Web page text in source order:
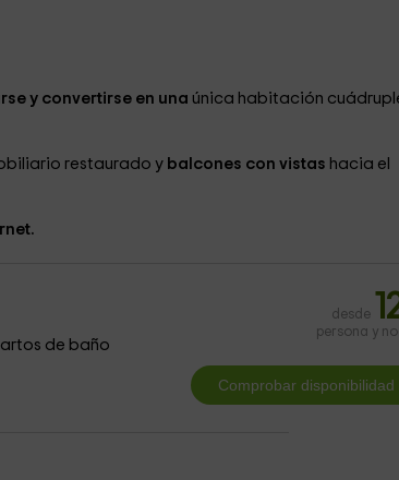
y convertirse en una única habitación
restaurado y balcones con vistas hacia el
de baño
desde
persona y